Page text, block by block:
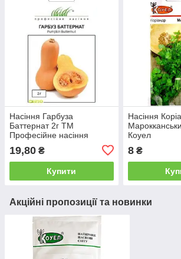
Насіння Гарбуза
Баттернат 2г ТМ
Професійне насіння
19,80 ₴
Купити
Насіння
Коуел
8₴
Акційні пропозиції та новинки